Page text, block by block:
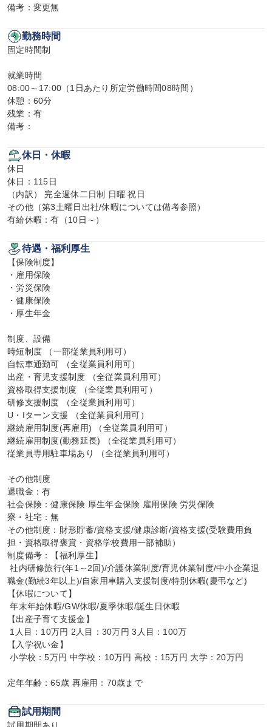
備考：変更無
勤務時間
固定時間制
就業時間
08:00～17:00（1日あたり所定労働時間08時間）
休憩：60分
残業：有
備考：
休日・休暇
休日
休日：115日
（内訳） 完全週休二日制 日曜 祝日
その他（第3土曜日出社/休暇については備考参照）
有給休暇：有（10日～）
待遇・福利厚生
【保険制度】
・雇用保険
・労災保険
・健康保険
・厚生年金
制度、設備
時短制度 （一部従業員利用可）
自転車通勤可 （全従業員利用可）
出産・育児支援制度 （全従業員利用可）
資格取得支援制度 （全従業員利用可）
研修支援制度 （全従業員利用可）
U・Iターン支援 （全従業員利用可）
継続雇用制度(再雇用) （全従業員利用可）
継続雇用制度(勤務延長) （全従業員利用可）
従業員専用駐車場あり （全従業員利用可）
その他制度
退職金：有
社会保険：健康保険 厚生年金保険 雇用保険 労災保険
寮・社宅：無
その他制度：財形貯蓄/資格支援/健康診断/資格支援(受験費用負
担・資格取得褒賞・資格学校費用一部補助）
制度備考：【福利厚生】
社内研修旅行(年1～2回)/介護休業制度/育児休業制度/中小企業退
職金(勤続3年以上)/自家用車購入支援制度/特別休暇(慶弔など)
【休暇について】
年末年始休暇/GW休暇/夏季休暇/誕生日休暇
【出産子育て支援金】
【入学祝い金】
小学校：5万円 中学校：10万円 高校：15万円 大学：20万円
定年年齢：65歳 再雇用：70歳まで
試用期間